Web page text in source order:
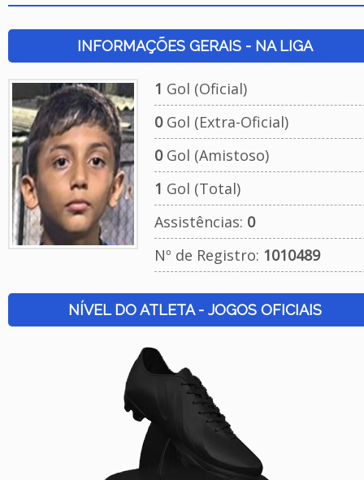
INFORMAÇÕES GERAIS - NA LIGA
1 Gol (Oficial)
0Gol (Extra-Oficial)
0Gol (Amistoso)
1 Gol (Total)
Assistências: 0
Nº de Registro: 1010489
NÍVEL DO ATLETA - JOGOS OFICIAIS